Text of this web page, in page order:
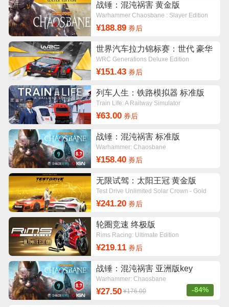
战锤：混沌祸害 黄金版
Warhammer Chaosbane : Slayer Edition
¥188.89券后
世界汽车拉力锦标赛：世代 豪华
版
WRC Generations Deluxe Edition
¥151.43券后
列车人生：铁路模拟器 标准版
Train Life: A Railway Simulator
¥63.00券后
战锤：混沌祸害 标准版
Warhammer: Chaosbane
¥158.40券后
无限试驾：太阳王冠 黄金版
Test Drive Unlimited Solar Crown - Gold
¥241.20券后
轮圈竞速 终极版
Rims Racing: Ultimate Edition
¥219.11券后
战锤：混沌祸害 亚洲版key
Warhammer: Chaosbane
¥27.50 ¥176.00 -84%